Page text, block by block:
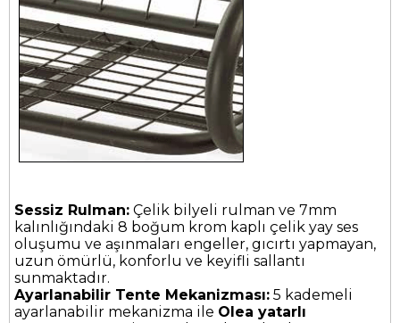
Sessiz Rulman: Çelik bilyeli rulman ve 7mm
kalınlığındaki 8 boğum krom kaplı çelik yay ses
oluşumu ve aşınmaları engeller, gıcırtı yapmayan,
uzun ömürlü, konforlu ve keyifli sallantı
sunmaktadır.
Ayarlanabilir Tente Mekanizması: 5 kademeli
ayarlanabilir mekanizma ile Olea yatarlı